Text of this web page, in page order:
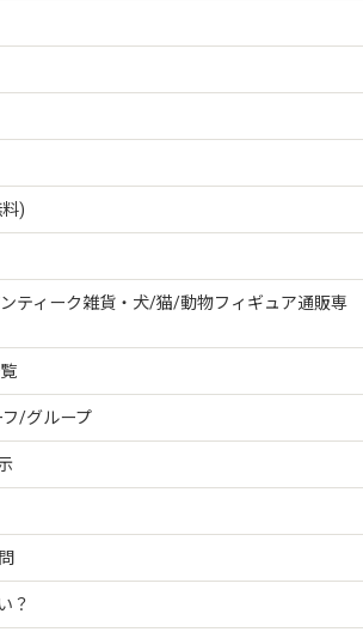
)
ティーク雑貨・犬/猫/動物フィギュア通販専
/グループ
？